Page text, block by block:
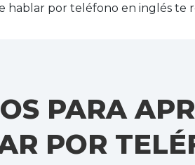
hablar por teléfono en inglés te
PARA
POR